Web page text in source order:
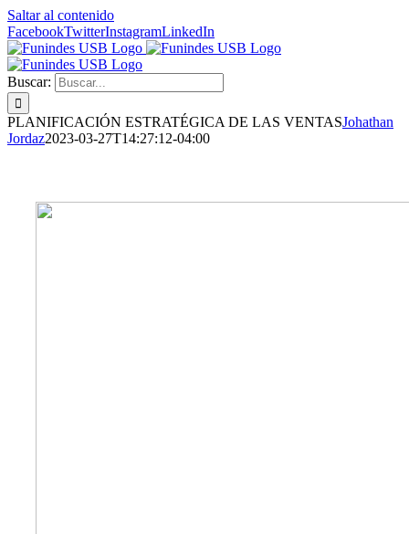
Saltar al contenido
FacebookTwitterInstagramLinkedIn
Buscar:
PLANIFICACIÓN ESTRATÉGICA DE LAS VENTASJohathan
Jordaz2023-03-27T14:27:12-04:00